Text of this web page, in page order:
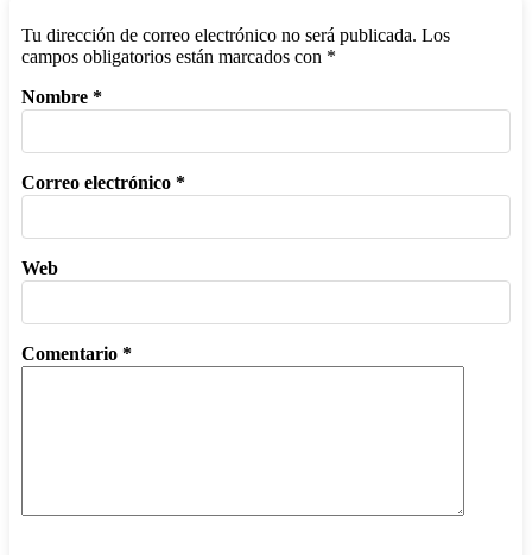
Tu dirección de correo electrónico no será publicada. Los
campos obligatorios están marcados con *
Nombre *
Correo electrónico *
Web
Comentario *